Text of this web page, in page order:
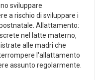
sviluppare
a rischio di sviluppare i
Allattamento:
nel latte materno,
alle madri che
l'allattamento
assunto regolarmente.